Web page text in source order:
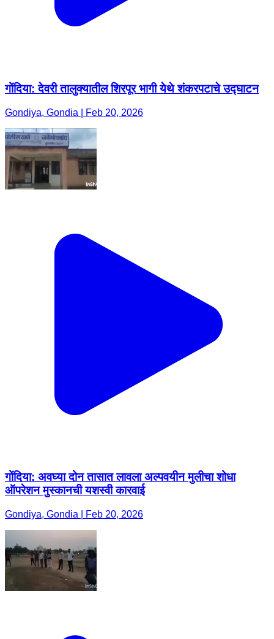
गोंदिया: देवरी तालुक्यातील शिरपूर भागी येथे शंकरपटाचे उद्घाटन
Gondiya, Gondia | Feb 20, 2026
गोंदिया: अवघ्या दोन तासात लावला अल्पवयीन मुलीचा शोधा
ऑपरेशन मुस्कानची यशस्वी कारवाई
Gondiya, Gondia | Feb 20, 2026